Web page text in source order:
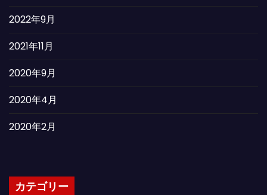
2022年9月
2021年11月
2020年9月
2020年4月
2020年2月
カテゴリー